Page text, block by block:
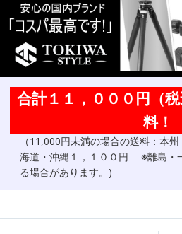
合計１１，０００円（
料！
（11,000円未満の場合の送料：本
海道・沖縄１，１００円 ※離島・
る場合があります。)